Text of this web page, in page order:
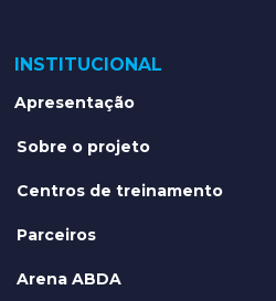
INSTITUCIONAL
Apresentação
Sobre o projeto
Centros de treinamento
Parceiros
Arena ABDA